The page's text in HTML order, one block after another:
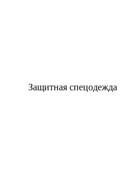
Защитная спецодежда